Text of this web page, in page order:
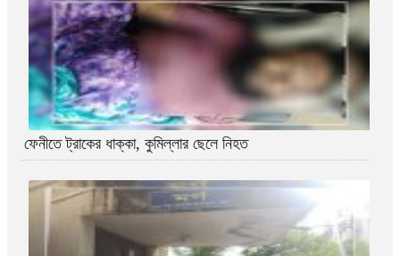
ফেনীতে ট্রাকের ধাক্কা, কুমিল্লার ছেলে নিহত